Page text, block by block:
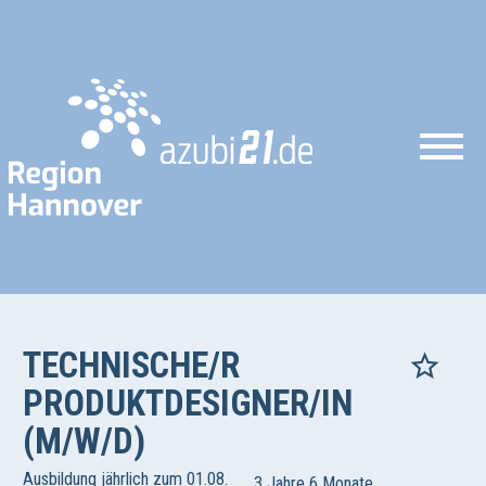
TECHNISCHE/R
PRODUKTDESIGNER/IN
(M/W/D)
Ausbildung jährlich zum 01.08.